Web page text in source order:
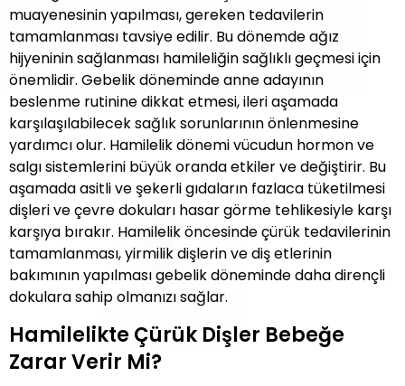
muayenesinin yapılması, gereken tedavilerin
tamamlanması tavsiye edilir. Bu dönemde ağız
hijyeninin sağlanması hamileliğin sağlıklı geçmesi için
önemlidir. Gebelik döneminde anne adayının
beslenme rutinine dikkat etmesi, ileri aşamada
karşılaşılabilecek sağlık sorunlarının önlenmesine
yardımcı olur. Hamilelik dönemi vücudun hormon ve
salgı sistemlerini büyük oranda etkiler ve değiştirir. Bu
aşamada asitli ve şekerli gıdaların fazlaca tüketilmesi
dişleri ve çevre dokuları hasar görme tehlikesiyle karşı
karşıya bırakır. Hamilelik öncesinde çürük tedavilerinin
tamamlanması, yirmilik dişlerin ve diş etlerinin
bakımının yapılması gebelik döneminde daha dirençli
dokulara sahip olmanızı sağlar.
Hamilelikte Çürük Dişler Bebeğe
Zarar Verir Mi?